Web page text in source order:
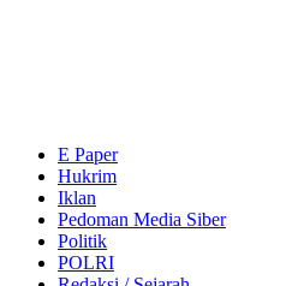
E Paper
Hukrim
Iklan
Pedoman Media Siber
Politik
POLRI